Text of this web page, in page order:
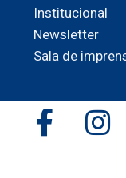
Institucional
Newsletter
Sala de